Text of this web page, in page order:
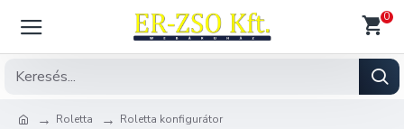
0
Roletta Roletta konfigurátor